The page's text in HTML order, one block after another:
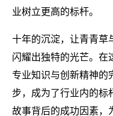
业树立更高的标杆。
十年的沉淀，让青青草
闪耀出独特的光芒。在
专业知识与创新精神的
步，成为了行业内的标
故事背后的成功因素，